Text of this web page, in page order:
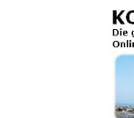
grosse Forum
Freunde
Reisen, Auswandern,
Austausch, Erfahrungen